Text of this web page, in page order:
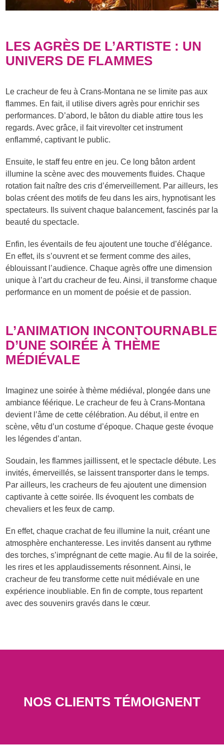
LES AGRÈS DE L’ARTISTE : UN
UNIVERS DE FLAMMES
Le cracheur de feu à Crans-Montana ne se limite pas aux
flammes. En fait, il utilise divers agrès pour enrichir ses
performances. D’abord, le bâton du diable attire tous les
regards. Avec grâce, il fait virevolter cet instrument
enflammé, captivant le public.
Ensuite, le staff feu entre en jeu. Ce long bâton ardent
illumine la scène avec des mouvements fluides. Chaque
rotation fait naître des cris d’émerveillement. Par ailleurs, les
bolas créent des motifs de feu dans les airs, hypnotisant les
spectateurs. Ils suivent chaque balancement, fascinés par la
beauté du spectacle.
Enfin, les éventails de feu ajoutent une touche d’élégance.
En effet, ils s’ouvrent et se ferment comme des ailes,
éblouissant l’audience. Chaque agrès offre une dimension
unique à l’art du cracheur de feu. Ainsi, il transforme chaque
performance en un moment de poésie et de passion.
L’ANIMATION INCONTOURNABLE
D’UNE SOIRÉE À THÈME
MÉDIÉVALE
Imaginez une soirée à thème médiéval, plongée dans une
ambiance féérique. Le cracheur de feu à Crans-Montana
devient l’âme de cette célébration. Au début, il entre en
scène, vêtu d’un costume d’époque. Chaque geste évoque
les légendes d’antan.
Soudain, les flammes jaillissent, et le spectacle débute. Les
invités, émerveillés, se laissent transporter dans le temps.
Par ailleurs, les cracheurs de feu ajoutent une dimension
captivante à cette soirée. Ils évoquent les combats de
chevaliers et les feux de camp.
En effet, chaque crachat de feu illumine la nuit, créant une
atmosphère enchanteresse. Les invités dansent au rythme
des torches, s’imprégnant de cette magie. Au fil de la soirée,
les rires et les applaudissements résonnent. Ainsi, le
cracheur de feu transforme cette nuit médiévale en une
expérience inoubliable. En fin de compte, tous repartent
avec des souvenirs gravés dans le cœur.
NOS CLIENTS TÉMOIGNENT